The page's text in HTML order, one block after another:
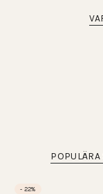
POPULÄRA
- 22%